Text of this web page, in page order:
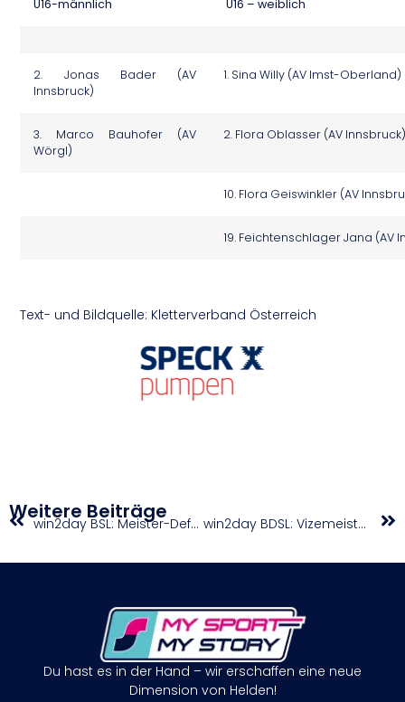
U16-männlich U16 – weiblich
2. Jonas Bader (AV
Innsbruck)
1. Sina Willy (AV Imst-Oberland)
3. Marco Bauhofer (AV
Wörgl)
2. Flora Oblasser (AV
10. Flora Geiswinkler (AV
19. Feichtenschlager Jana (AV
Text- und Bildquelle: Kletterverband Österreich
Weitere Beiträge win2day BSL: Meister-Defense trifft auf Superscorer win2day BDSL: Vizemeister startet in die Saison / Halbfinalisten-Duell in Graz
Du hast es in der Hand – wir erschaffen eine neue
Dimension von Helden!